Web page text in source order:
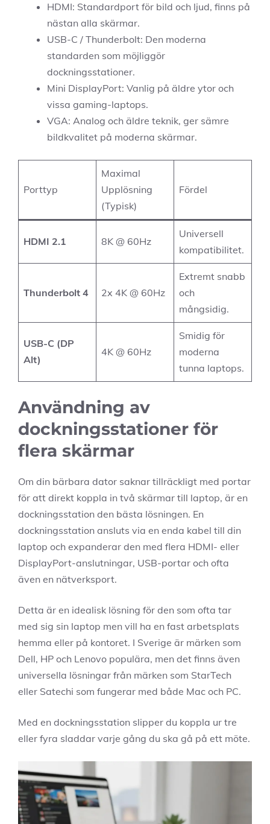
HDMI: Standardport för bild och ljud, finns på
nästan alla skärmar.
USB-C / Thunderbolt: Den moderna
standarden som möjliggör
dockningsstationer.
Mini DisplayPort: Vanlig på äldre ytor och
vissa gaming-laptops.
VGA: Analog och äldre teknik, ger sämre
bildkvalitet på moderna skärmar.
Porttyp
Maximal
Upplösning
(Typisk)
Fördel
HDMI 2.1 8K @ 60Hz
Universell
kompatibilitet.
Thunderbolt 4 2x 4K @ 60Hz
Extremt snabb
och
mångsidig.
USB-C (DP
Alt)
4K @ 60Hz
Smidig för
moderna
tunna laptops.
Användning av
dockningsstationer för
flera skärmar
Om din bärbara dator saknar tillräckligt med portar
för att direkt koppla in två skärmar till laptop, är en
dockningsstation den bästa lösningen. En
dockningsstation ansluts via en enda kabel till din
laptop och expanderar den med flera HDMI- eller
DisplayPort-anslutningar, USB-portar och ofta
även en nätverksport.
Detta är en idealisk lösning för den som ofta tar
med sig sin laptop men vill ha en fast arbetsplats
hemma eller på kontoret. I Sverige är märken som
Dell, HP och Lenovo populära, men det finns även
universella lösningar från märken som StarTech
eller Satechi som fungerar med både Mac och PC.
Med en dockningsstation slipper du koppla ur tre
eller fyra sladdar varje gång du ska gå på ett möte.